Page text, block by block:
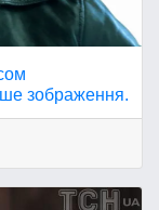
зображення.